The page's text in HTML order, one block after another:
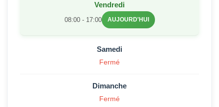
Vendredi
08:00 - 17:00 AUJOURD'HUI
Samedi
Fermé
Dimanche
Fermé